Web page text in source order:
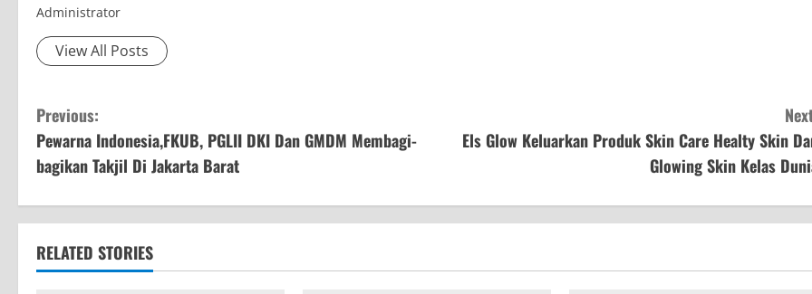
Administrator
View All Posts
C
o
n
t
i
Previous:
Pewarna Indonesia,FKUB, PGLII DKI Dan GMDM Membagi-
bagikan Takjil Di Jakarta Barat
Els Glow Keluarkan Produk Skin Care Healty Skin
Glowing Skin Kelas
RELATED STORIES